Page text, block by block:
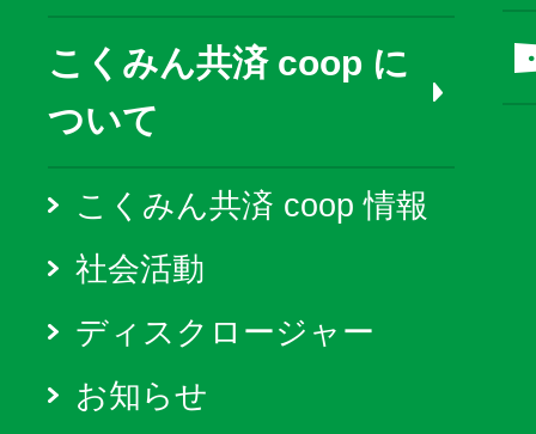
こくみん共済 coop に
ついて
こくみん共済 coop 情報
社会活動
ディスクロージャー
お知らせ